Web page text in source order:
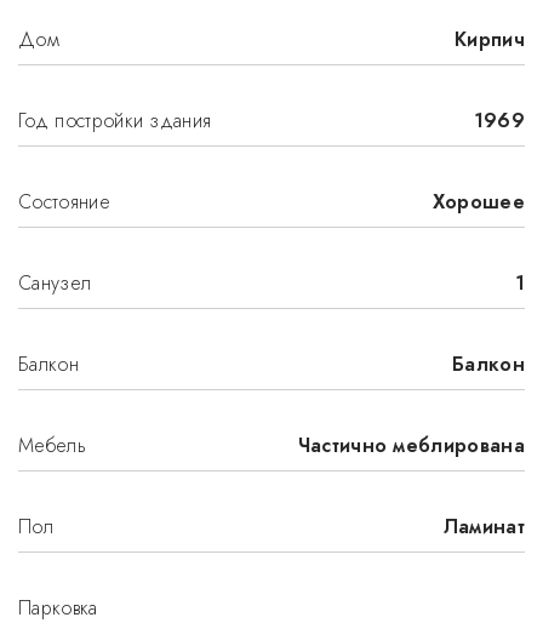
Дом Кирпич
Год постройки здания 1969
Состояние Хорошее
Санузел 1
Балкон Балкон
Мебель Частично меблирована
Пол Ламинат
Парковка